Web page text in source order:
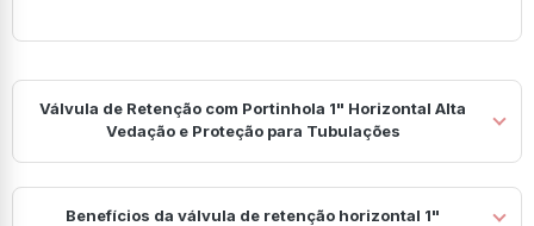
Válvula de Retenção com Portinhola 1" Horizontal Alta
Vedação e Proteção para Tubulações
Benefícios da válvula de retenção horizontal 1"